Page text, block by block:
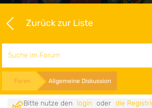
Zurück zur Liste
Foren Allgemeine Diskussion
Bitte nutze den login oder die